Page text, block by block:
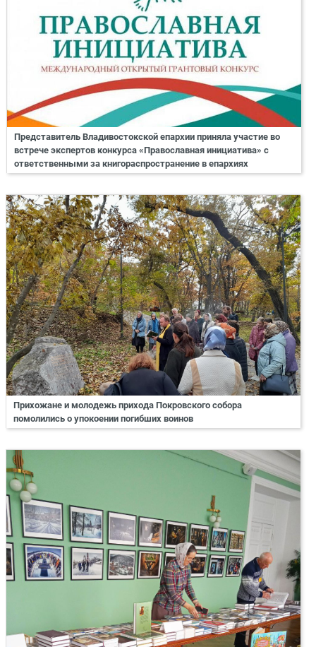
Представитель Владивостокской епархии приняла участие во
встрече экспертов конкурса «Православная инициатива» с
ответственными за книгораспространение в епархиях
Прихожане и молодежь прихода Покровского собора
помолились о упокоении погибших воинов